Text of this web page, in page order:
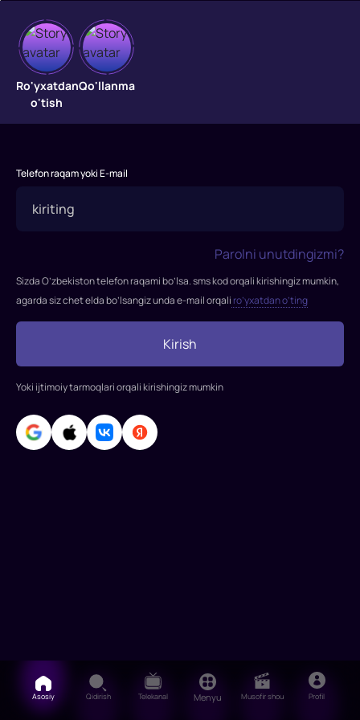
JINSIY
BU
EMAS
Ro'yxatdan
o'tish
Qo'llanma
Telefon raqam yoki E-mail
Parolni unutdingizmi?
Sizda O’zbekiston telefon raqami bo’lsa. sms kod orqali kirishingiz mumkin,
agarda siz chet elda bo’lsangiz unda e-mail orqali ro’yxatdan o’ting
Kirish
Yoki ijtimoiy tarmoqlari orqali kirishingiz mumkin
Asosiy Qidirish Telekanal Menyu Musofir shou Profil